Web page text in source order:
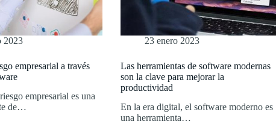
2023
empresarial a través
empresarial es una
de…
23 enero 2023
Las herramientas de software modernas
son la clave para mejorar la
productividad
En la era digital, el software moderno es
una herramienta…